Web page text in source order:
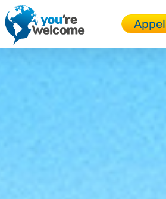
Appel
Toutes nos destinations